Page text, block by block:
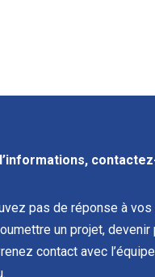
pas de réponse à
un projet, devenir
contact avec